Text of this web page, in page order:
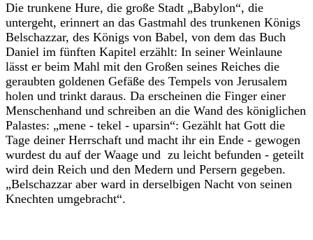
Die trunkene Hure, die große Stadt „Babylon“, die
untergeht, erinnert an das Gastmahl des trunkenen Königs
Belschazzar, des Königs von Babel, von dem das Buch
Daniel im fünften Kapitel erzählt: In seiner Weinlaune
lässt er beim Mahl mit den Großen seines Reiches die
geraubten goldenen Gefäße des Tempels von Jerusalem
holen und trinkt daraus. Da erscheinen die Finger einer
Menschenhand und schreiben an die Wand des königlichen
Palastes: „mene - tekel - uparsin“: Gezählt hat Gott die
Tage deiner Herrschaft und macht ihr ein Ende - gewogen
wurdest du auf der Waage und zu leicht befunden - geteilt
wird dein Reich und den Medern und Persern gegeben.
„Belschazzar aber ward in derselbigen Nacht von seinen
Knechten umgebracht“.